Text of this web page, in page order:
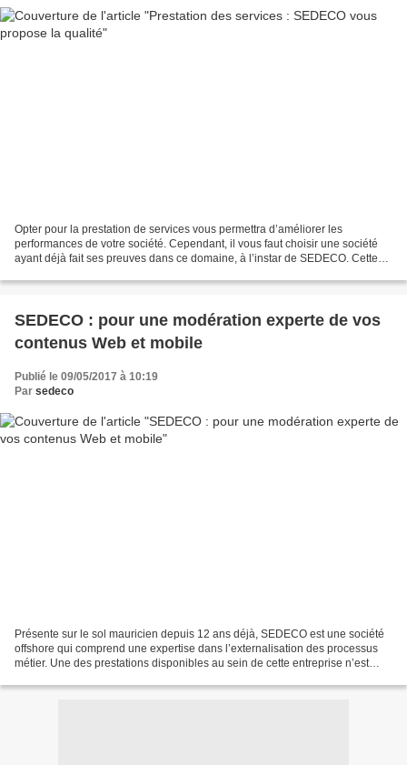
Opter pour la prestation de services vous permettra d’améliorer les
performances de votre société. Cependant, il vous faut choisir une société
ayant déjà fait ses preuves dans ce domaine, à l’instar de SEDECO. Cette
SEDECO : pour une modération experte de vos
contenus Web et mobile
Publié le 09/05/2017 à 10:19
Par sedeco
Présente sur le sol mauricien depuis 12 ans déjà, SEDECO est une société
offshore qui comprend une expertise dans l’externalisation des processus
métier. Une des prestations disponibles au sein de cette entreprise n’est